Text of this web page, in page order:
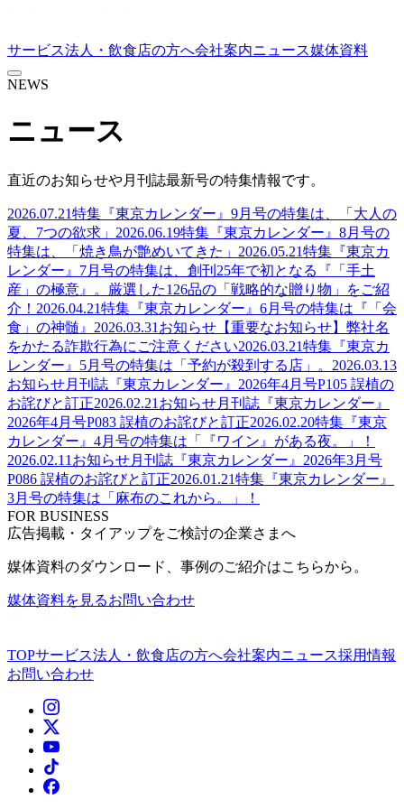
サービス法人・飲食店の方へ会社案内ニュース媒体資料
NEWS
ニュース
直近のお知らせや月刊誌最新号の特集情報です。
2026.07.21特集 『東京カレンダー』9月号の特集は、「大人の
夏、7つの欲求」 2026.06.19特集 『東京カレンダー』8月号の
特集は、「焼き鳥が艶めいてきた」 2026.05.21特集 『東京カ
レンダー』7月号の特集は、創刊25年で初となる『「手土
産」の極意』。厳選した126品の「戦略的な贈り物」をご紹
介！ 2026.04.21特集 『東京カレンダー』6月号の特集は『「会
食」の神髄』 2026.03.31 お知らせ 【重要なお知らせ】弊社名
をかたる詐欺行為にご注意ください2026.03.21特集 『東京カ
レンダー』5月号の特集は「予約が殺到する店」。 2026.03.13
お知らせ月刊誌『東京カレンダー』2026年4月号P105 誤植の
お詫びと訂正2026.02.21 お知らせ月刊誌『東京カレンダー』
2026年4月号P083 誤植のお詫びと訂正2026.02.20特集 『東京
カレンダー』4月号の特集は「『ワイン』がある夜。」！
2026.02.11 お知らせ月刊誌『東京カレンダー』2026年3月号
P086 誤植のお詫びと訂正2026.01.21特集 『東京カレンダー』
3月号の特集は「麻布のこれから。」！
FOR BUSINESS
広告掲載・タイアップをご検討の企業さまへ
媒体資料のダウンロード、事例のご紹介はこちらから。
媒体資料を見るお問い合わせ
TOPサービス法人・飲食店の方へ会社案内ニュース採用情報
お問い合わせ